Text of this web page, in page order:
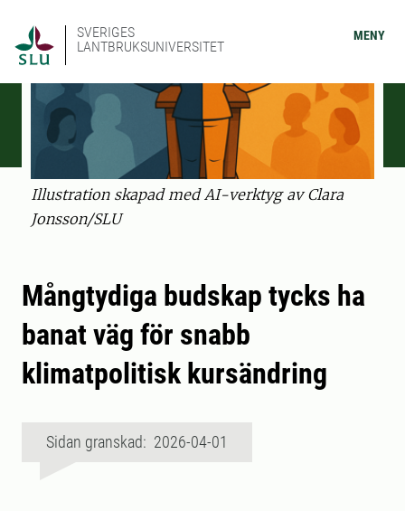
SVERIGES
LANTBRUKSUNIVERSITET
MENY
Illustration skapad med AI-verktyg av Clara
Jonsson/SLU
Mångtydiga budskap tycks ha
banat väg för snabb
klimatpolitisk kursändring
Sidan granskad: 2026-04-01